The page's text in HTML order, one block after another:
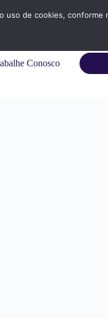
Conosco
de cookies, conforme